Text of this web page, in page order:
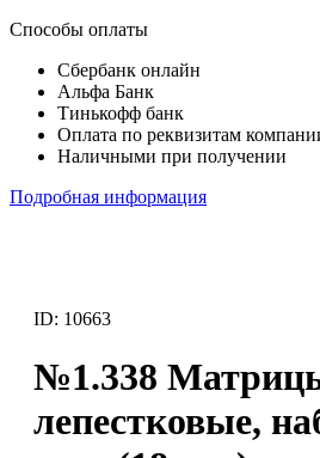
Способы оплаты
Сбербанк онлайн
Альфа Банк
Тинькофф банк
Оплата по реквизитам
Наличными при получении
Подробная информация
ID: 10663
№1.338
лепестковые,